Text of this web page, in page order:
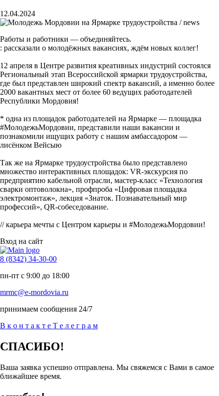
12.04.2024
Работы и работники — объединяйтесь.
: рассказали о молодёжных вакансиях, ждём новых коллег!
12 апреля в Центре развития креативных индустрий состоялся
Региональный этап Всероссийской ярмарки трудоустройства,
где был представлен широкий спектр вакансий, а именно более
2000 вакантных мест от более 60 ведущих работодателей
Республики Мордовия!
* одна из площадок работодателей на Ярмарке — площадка
#МолодежьМордовии, представили наши вакансии и
познакомили ищущих работу с нашим амбассадором —
лисёнком Вейсыю
Так же на Ярмарке трудоустройства было представлено
множество интерактивных площадок: VR-экскурсия по
предприятию кабельной отрасли, мастер-класс «Технология
сварки оптоволокна», профпроба «Цифровая площадка
электромонтаж», лекция «Знаток. Познавательный мир
профессий», QR-собеседование.
// карьера мечты с Центром карьеры и #МолодежьМордовии!
Вход на сайт
8 (8342) 34-30-00
пн-пт с 9:00 до 18:00
mrmc@e-mordovia.ru
принимаем сообщения 24/7
В к о н т а к т е Т е л е г р а м
СПАСИБО!
Ваша заявка успешно отправлена. Мы свяжемся с Вами в самое
ближайшее время.